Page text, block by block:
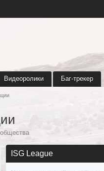
Видеоролики Баг-трекер
ISG League